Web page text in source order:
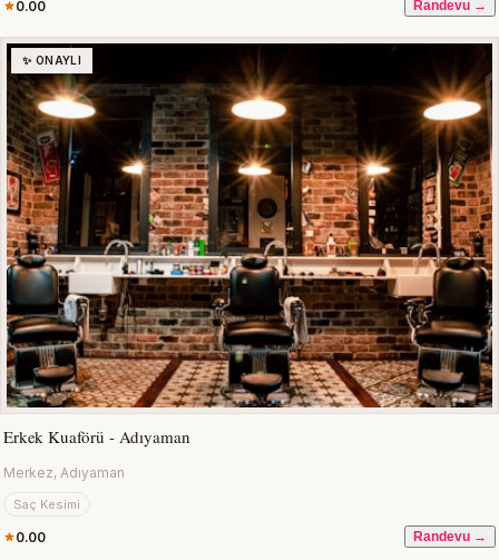
0.00 Randevu →
✨ ONAYLI
Erkek Kuaförü - Adıyaman
Merkez, Adıyaman
Saç Kesimi
0.00 Randevu →